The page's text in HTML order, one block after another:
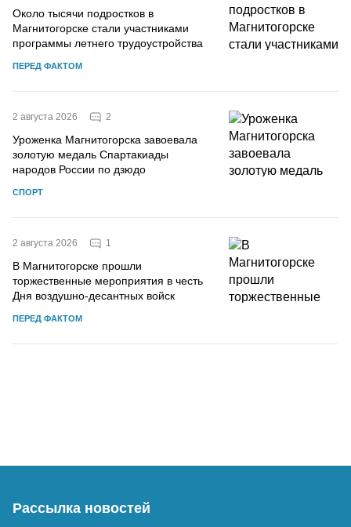
Около тысячи подростков в
Магнитогорске стали участниками
программы летнего трудоустройства
ПЕРЕД ФАКТОМ
2 августа 2026 2
Уроженка Магнитогорска завоевала
золотую медаль Спартакиады
народов России по дзюдо
СПОРТ
2 августа 2026 1
В Магнитогорске прошли
торжественные мероприятия в честь
Дня воздушно-десантных войск
ПЕРЕД ФАКТОМ
Рассылка новостей